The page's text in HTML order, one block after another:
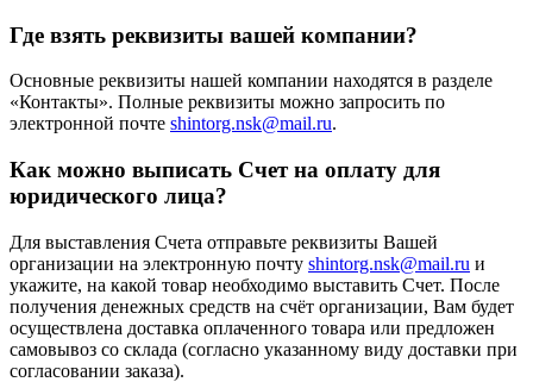
Где взять реквизиты вашей компании?
Основные реквизиты нашей компании находятся в разделе
«Контакты». Полные реквизиты можно запросить по
электронной почте shintorg.nsk@mail.ru.
Как можно выписать Счет на оплату для
юридического лица?
Для выставления Счета отправьте реквизиты Вашей
организации на электронную почту shintorg.nsk@mail.ru и
укажите, на какой товар необходимо выставить Счет. После
получения денежных средств на счёт организации, Вам будет
осуществлена доставка оплаченного товара или предложен
самовывоз со склада (согласно указанному виду доставки при
согласовании заказа).